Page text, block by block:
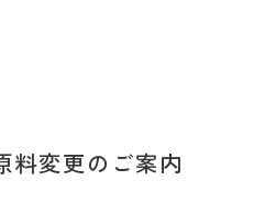
変更のご案内